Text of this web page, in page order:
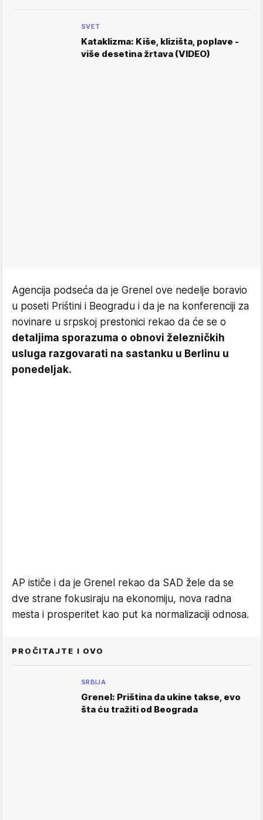
SVET
Kataklizma: Kiše, klizišta, poplave -
više desetina žrtava (VIDEO)
Agencija podseća da je Grenel ove nedelje boravio
u poseti Prištini i Beogradu i da je na konferenciji za
novinare u srpskoj prestonici rekao da će se o
detaljima sporazuma o obnovi železničkih
usluga razgovarati na sastanku u Berlinu u
ponedeljak.
AP ističe i da je Grenel rekao da SAD žele da se
dve strane fokusiraju na ekonomiju, nova radna
mesta i prosperitet kao put ka normalizaciji odnosa.
PROČITAJTE I OVO
SRBIJA
Grenel: Priština da ukine takse, evo
šta ću tražiti od Beograda